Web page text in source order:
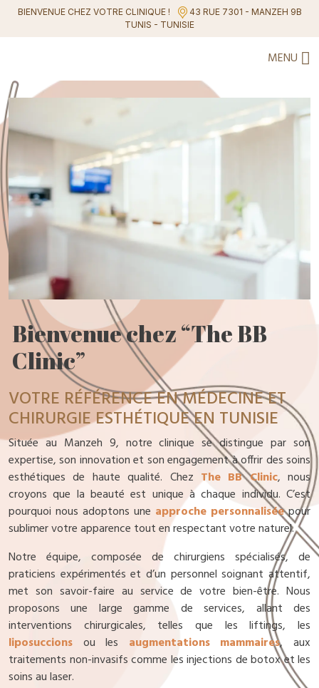
BIENVENUE CHEZ VOTRE CLINIQUE !
43 RUE 7301 - MANZEH 9B
TUNIS - TUNISIE
MENU
Clinique de chirurgie &
Tunisie
PRENDRE RENDEZ-VOUS
Bienvenue chez “The BB
Clinic”
VOTRE RÉFÉRENCE EN MÉDECINE ET
CHIRURGIE ESTHÉTIQUE EN TUNISIE
Située au Manzeh 9, notre clinique se distingue par son
expertise, son innovation et son engagement à offrir des soins
esthétiques de haute qualité. Chez The BB Clinic, nous
croyons que la beauté est unique à chaque individu. C’est
pourquoi nous adoptons une approche personnaliséepour
sublimer votre apparence tout en respectant votre naturel.
Notre équipe, composée de chirurgiens spécialisés, de
praticiens expérimentés et d’un personnel soignant attentif,
met son savoir-faire au service de votre bien-être. Nous
proposons une large gamme de services, allant des
interventions chirurgicales, telles que les liftings, les
liposuccions ou les augmentations mammaires, aux
traitements non-invasifs comme les injections de botox et les
soins au laser.